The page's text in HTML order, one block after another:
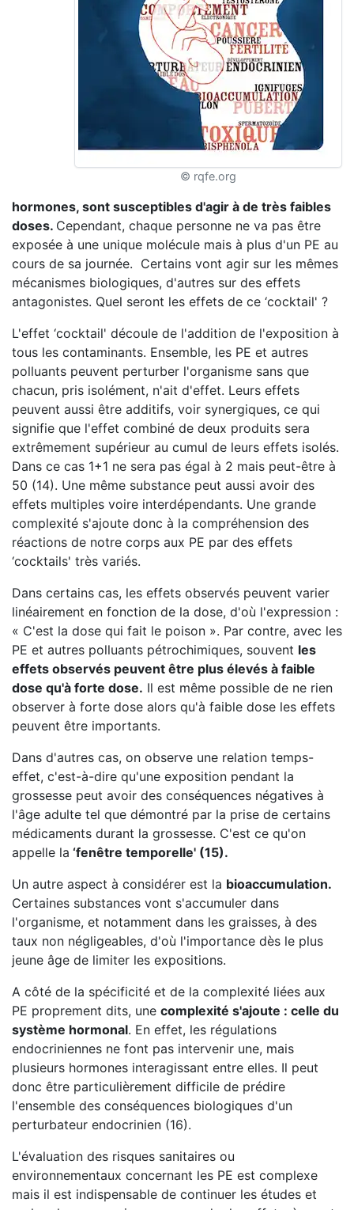
© rqfe.org
hormones, sont susceptibles d'agir à de très faibles
doses. Cependant, chaque personne ne va pas être
exposée à une unique molécule mais à plus d'un PE au
cours de sa journée. Certains vont agir sur les mêmes
mécanismes biologiques, d'autres sur des effets
antagonistes. Quel seront les effets de ce ‘cocktail' ?
L'effet ‘cocktail' découle de l'addition de l'exposition à
tous les contaminants. Ensemble, les PE et autres
polluants peuvent perturber l'organisme sans que
chacun, pris isolément, n'ait d'effet. Leurs effets
peuvent aussi être additifs, voir synergiques, ce qui
signifie que l'effet combiné de deux produits sera
extrêmement supérieur au cumul de leurs effets isolés.
Dans ce cas 1+1 ne sera pas égal à 2 mais peut-être à
50 (14). Une même substance peut aussi avoir des
effets multiples voire interdépendants. Une grande
complexité s'ajoute donc à la compréhension des
réactions de notre corps aux PE par des effets
‘cocktails' très variés.
Dans certains cas, les effets observés peuvent varier
linéairement en fonction de la dose, d'où l'expression :
« C'est la dose qui fait le poison ». Par contre, avec les
PE et autres polluants pétrochimiques, souvent les
effets observés peuvent être plus élevés à faible
dose qu'à forte dose. Il est même possible de ne rien
observer à forte dose alors qu'à faible dose les effets
peuvent être importants.
Dans d'autres cas, on observe une relation temps-
effet, c'est-à-dire qu'une exposition pendant la
grossesse peut avoir des conséquences négatives à
l'âge adulte tel que démontré par la prise de certains
médicaments durant la grossesse. C'est ce qu'on
appelle la ‘fenêtre temporelle' (15).
Un autre aspect à considérer est la bioaccumulation.
Certaines substances vont s'accumuler dans
l'organisme, et notamment dans les graisses, à des
taux non négligeables, d'où l'importance dès le plus
jeune âge de limiter les expositions.
A côté de la spécificité et de la complexité liées aux
PE proprement dits, une complexité s'ajoute : celle du
système hormonal. En effet, les régulations
endocriniennes ne font pas intervenir une, mais
plusieurs hormones interagissant entre elles. Il peut
donc être particulièrement difficile de prédire
l'ensemble des conséquences biologiques d'un
perturbateur endocrinien (16).
L'évaluation des risques sanitaires ou
environnementaux concernant les PE est complexe
mais il est indispensable de continuer les études et